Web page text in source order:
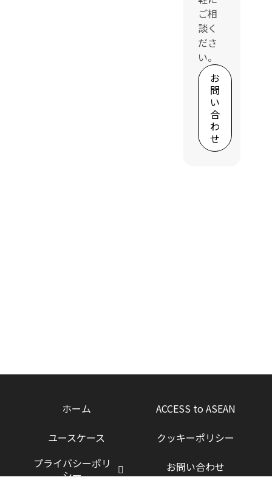
ご相
談く
ださ
い。
お
問
い
合
わ
せ
ホーム
ACCESS to ASEAN
ユースケース
クッキーポリシー
プライバシーポリ
シー
お問い合わせ